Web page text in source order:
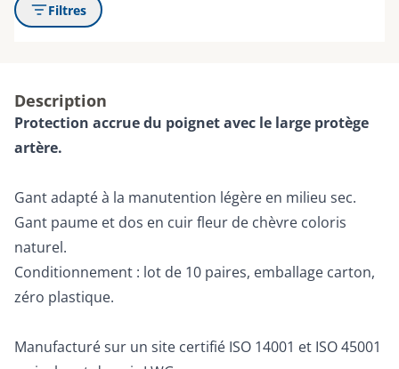
Filtres
Description
Protection accrue du poignet avec le large protège
artère.
Gant adapté à la manutention légère en milieu sec.
Gant paume et dos en cuir fleur de chèvre coloris
naturel.
Conditionnement : lot de 10 paires, emballage carton,
zéro plastique.
Manufacturé sur un site certifié ISO 14001 et ISO 45001